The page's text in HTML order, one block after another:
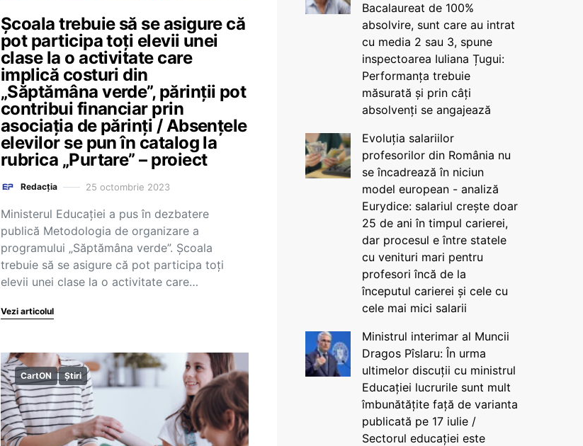
Școala trebuie să se asigure că
pot participa toți elevii unei
clase la o activitate care
implică costuri din
„Săptămâna verde”, părinții pot
contribui financiar prin
asociația de părinți / Absenţele
elevilor se pun în catalog la
rubrica „Purtare” – proiect
Redacția 25 octombrie 2023
Ministerul Educației a pus în dezbatere
publică Metodologia de organizare a
programului „Săptămâna verde”. Școala
trebuie să se asigure că pot participa toți
elevii unei clase la o activitate care…
Vezi articolul
CartON Știri
Bacalaureat de 100%
absolvire, sunt care au intrat
cu media 2 sau 3, spune
inspectoarea Iuliana Țugui:
Performanța trebuie
măsurată și prin câți
absolvenți se angajează
Evoluția salariilor
profesorilor din România nu
se încadrează în niciun
model european - analiză
Eurydice: salariul crește doar
25 de ani în timpul carierei,
dar procesul e între statele
cu venituri mari pentru
profesori încă de la
începutul carierei și cele cu
cele mai mici salarii
Ministrul interimar al Muncii
Dragos Pîslaru: În urma
ultimelor discuții cu ministrul
Educației lucrurile sunt mult
îmbunătățite față de varianta
publicată pe 17 iulie /
Sectorul educației este